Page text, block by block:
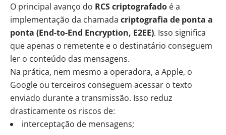
O principal avanço do RCS criptografado é a
implementação da chamada criptografia de ponta a
ponta (End-to-End Encryption, E2EE). Isso significa
que apenas o remetente e o destinatário conseguem
ler o conteúdo das mensagens.
Na prática, nem mesmo a operadora, a Apple, o
Google ou terceiros conseguem acessar o texto
enviado durante a transmissão. Isso reduz
drasticamente os riscos de:
interceptação de mensagens;